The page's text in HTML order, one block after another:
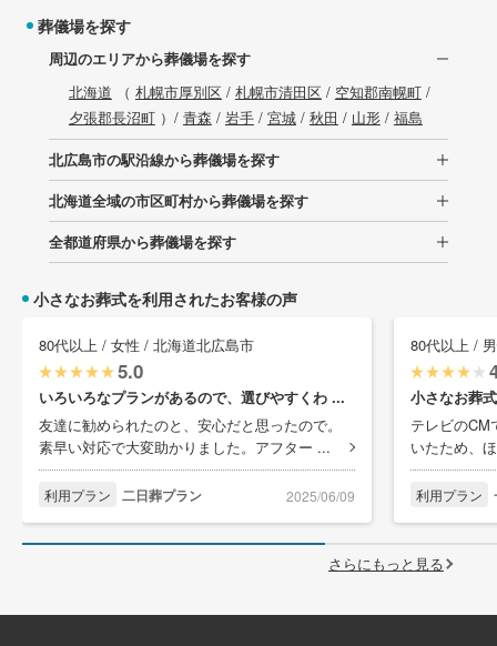
葬儀場を探す
周辺のエリアから葬儀場を探す
北海道 （ 札幌市厚別区 / 札幌市清田区 / 空知郡南幌町/
夕張郡長沼町）/ 青森 / 岩手/ 宮城/ 秋田 / 山形/ 福島
北広島市の駅沿線から葬儀場を探す
北海道全域の市区町村から葬儀場を探す
全都道府県から葬儀場を探す
小さなお葬式を利用されたお客様の声
80代以上 / 女性 / 北海道北広島市
5.0
いろいろなプランがあるので、選びやすくわ ...
友達に勧められたのと、安心だと思ったので。
素早い対応で大変助かりました。アフター ...
利用プラン 二日葬プラン 2025/06/09
80代以上 /
小さなお葬
テレビのCM
いたため、
利用プラン
さらにもっと見る